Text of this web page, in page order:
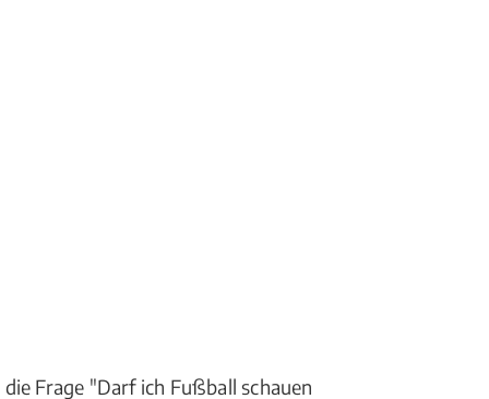
Frage "Darf ich Fußball schauen